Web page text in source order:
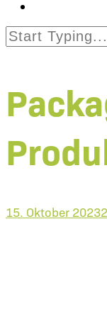
15. Oktober 2023